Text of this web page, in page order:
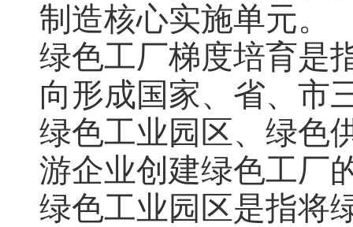
制造核心实施单元。
绿色工厂梯度培育是
向形成国家、省、市
绿色工业园区、绿色
游企业创建绿色工厂
绿色工业园区是指将